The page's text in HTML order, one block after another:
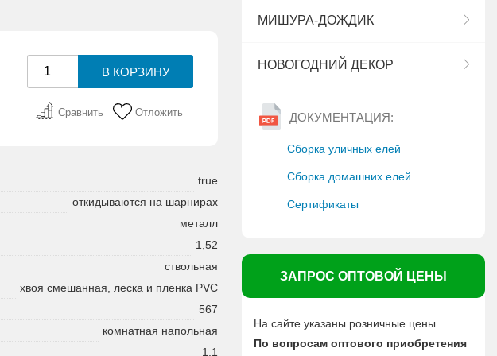
Сравнить
Отложить
true
откидываются на шарнирах
металл
1,52
ствольная
хвоя смешанная, леска и пленка PVC
567
комнатная напольная
1,1
МИШУРА-ДОЖДИК
НОВОГОДНИЙ ДЕКОР
ДОКУМЕНТАЦИЯ:
Сборка уличных елей
Сборка домашних елей
Сертификаты
ЗАПРОС ОПТОВОЙ ЦЕНЫ
На сайте указаны розничные цены.
По вопросам оптового приобретения